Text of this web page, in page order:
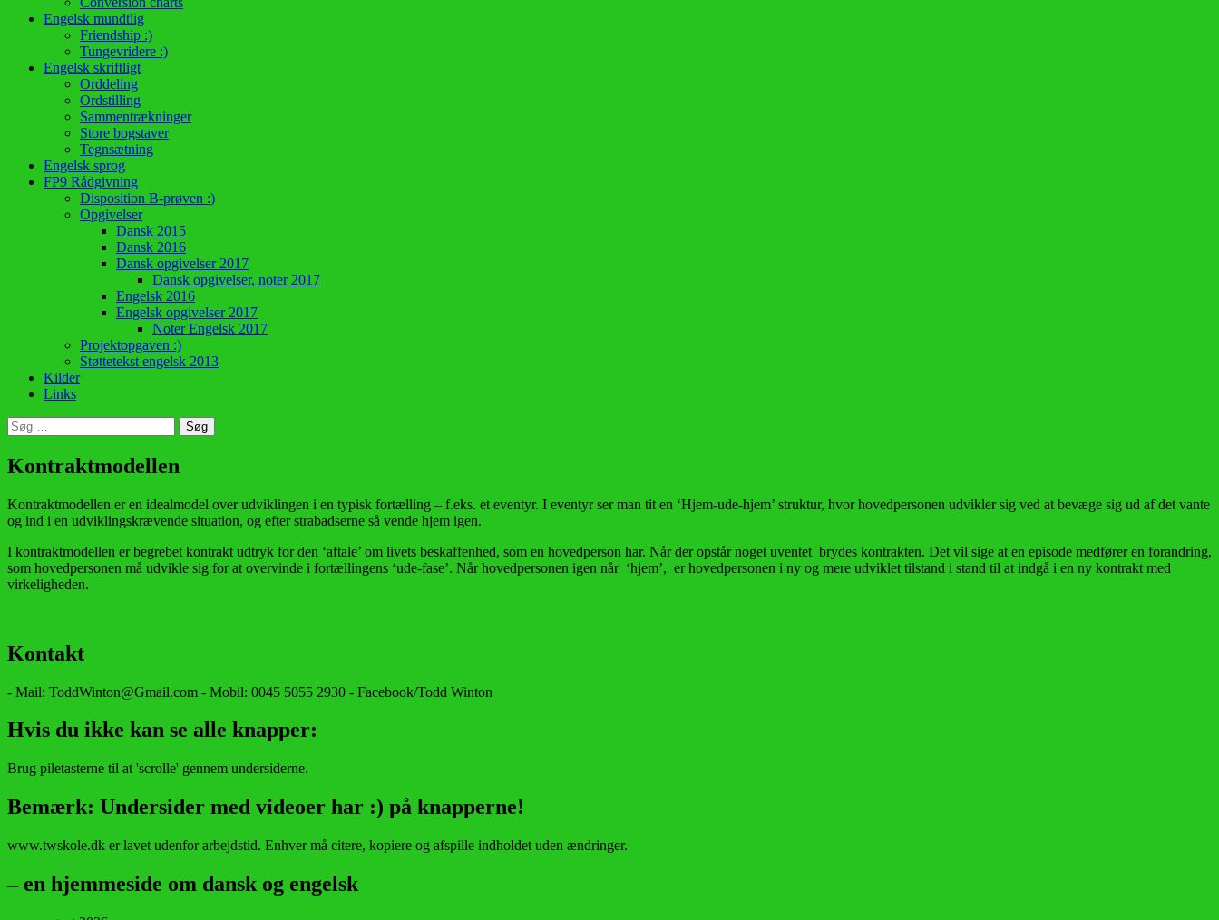
Engelsk mundtlig
Friendship :)
Tungevridere :)
Engelsk skriftligt
Orddeling
Ordstilling
Sammentrækninger
Store bogstaver
Tegnsætning
Engelsk sprog
FP9 Rådgivning
Disposition B-prøven :)
Opgivelser
Dansk 2015
Dansk 2016
Dansk opgivelser 2017
Dansk opgivelser, noter 2017
Engelsk 2016
Engelsk opgivelser 2017
Noter Engelsk 2017
Projektopgaven :)
Støttetekst engelsk 2013
Kilder
Links
Søg
efter:
Kontraktmodellen
Kontraktmodellen er en idealmodel over udviklingen i en typisk fortælling – f.eks. et eventyr. I eventyr ser man tit en ‘Hjem-ude-hjem’ struktur, hvor hovedpersonen udvikler sig ved at bevæge sig ud af det vante
og ind i en udviklingskrævende situation, og efter strabadserne så vende hjem igen.
I kontraktmodellen er begrebet kontrakt udtryk for den ‘aftale’ om livets beskaffenhed, som en hovedperson har. Når der opstår noget uventet brydes kontrakten. Det vil sige at en episode medfører en forandring,
som hovedpersonen må udvikle sig for at overvinde i fortællingens ‘ude-fase’. Når hovedpersonen igen når ‘hjem’, er hovedpersonen i ny og mere udviklet tilstand i stand til at indgå i en ny kontrakt med
virkeligheden.
Kontakt
- Mail: ToddWinton@Gmail.com - Mobil: 0045 5055 2930 - Facebook/Todd Winton
Hvis du ikke kan se alle knapper:
Brug piletasterne til at 'scrolle' gennem undersiderne.
Bemærk: Undersider med videoer har :) på knapperne!
www.twskole.dk er lavet udenfor arbejdstid. Enhver må citere, kopiere og afspille indholdet uden ændringer.
– en hjemmeside om dansk og engelsk